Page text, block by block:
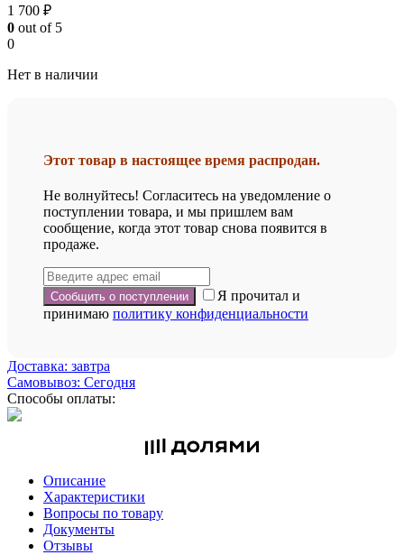
1 700 ₽
0 out of 5
0
Нет в наличии
Этот товар в настоящее время распродан.
Не волнуйтесь! Согласитесь на уведомление о
поступлении товара, и мы пришлем вам
сообщение, когда этот товар снова появится в
продаже.
Я прочитал и
принимаю политику конфиденциальности
Доставка: завтра
Самовывоз: Сегодня
Способы оплаты:
Описание
Характеристики
Вопросы по товару
Документы
Отзывы